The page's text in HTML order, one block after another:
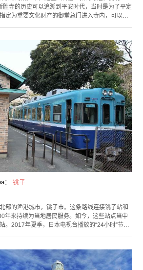
胜寺的历史可以追溯到平安时代，当时是为了平定
定为重要文化财产的御堂总门进入寺内，可以参
，元旦第一次参拜时利用的元旦日出路线，还有
线，可以根据自己的期望选择路线。 在新胜寺，
抄经、坐禅和禁食修行。其中，抄写佛教经文的
把笔带回家留作纪念。
： 铫子
部的渔港城市，铫子市。这条路线连接铫子站和
年来持续为当地居民服务。如今，这些站点当中
。2017年夏季，日本电视台播放的“24小时”节目
为很有浪漫气息的一处车站。